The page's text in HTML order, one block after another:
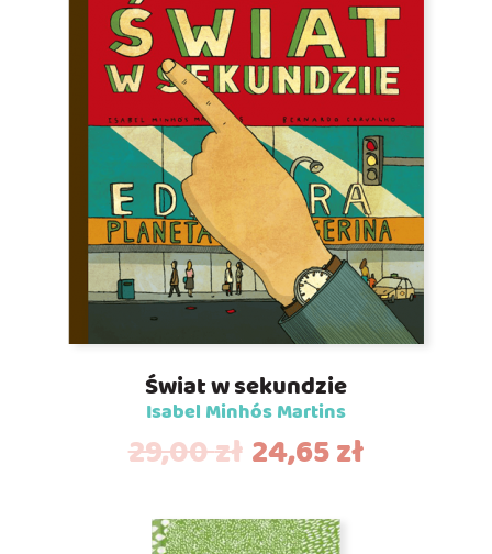
Świat w sekundzie
Isabel Minhós Martins
29,00zł 24,65zł